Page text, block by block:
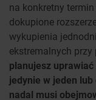
na konkretny
dokupione
wykupienia
ekstremalnych
planujesz
jedynie w jeden lub
nadal musi